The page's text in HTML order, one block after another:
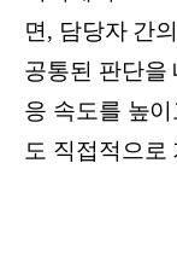
면, 담당자 간
공통된 판단을
응 속도를 높
도 직접적으로